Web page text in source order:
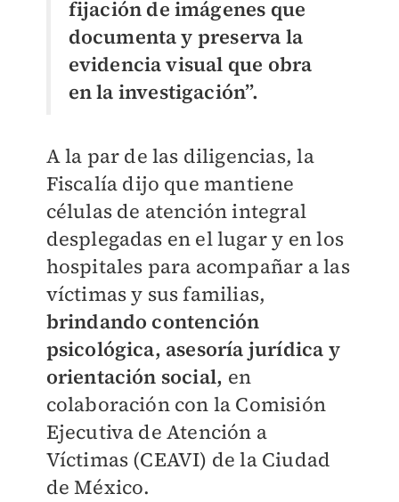
fijación de imágenes que
documenta y preserva la
evidencia visual que obra
en la investigación”.
A la par de las diligencias, la
Fiscalía dijo que mantiene
células de atención integral
desplegadas en el lugar y en los
hospitales para acompañar a las
víctimas y sus familias,
brindando contención
psicológica, asesoría jurídica y
orientación social, en
colaboración con la Comisión
Ejecutiva de Atención a
Víctimas (CEAVI) de la Ciudad
de México.